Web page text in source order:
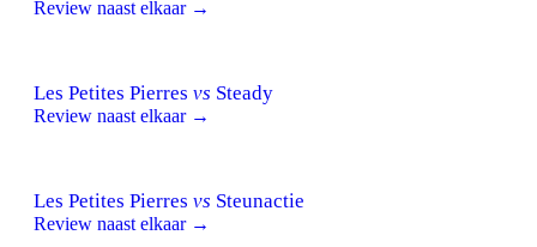
Review naast elkaar →
Les Petites Pierres vs Steady
Review naast elkaar →
Les Petites Pierres vs Steunactie
Review naast elkaar →